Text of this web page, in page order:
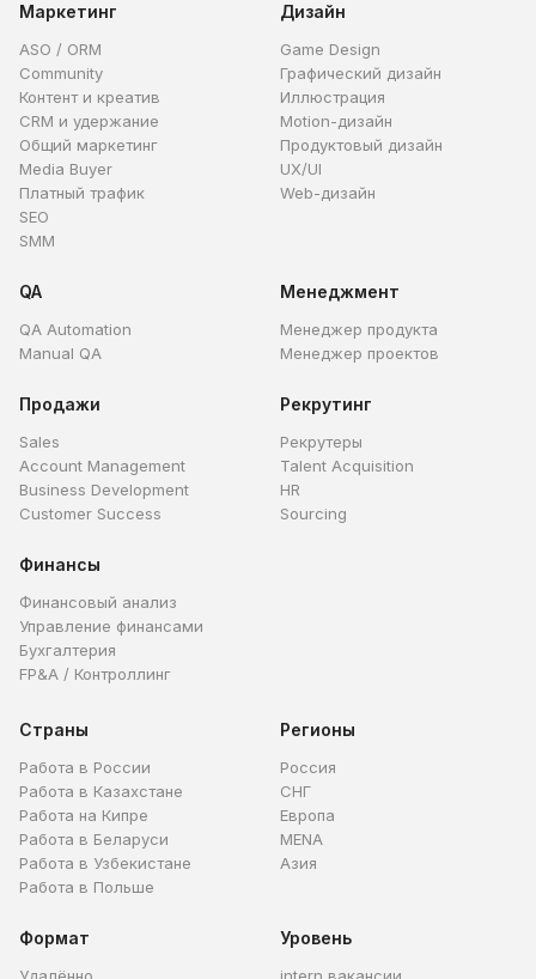
Маркетинг
ASO / ORM
Community
Контент и креатив
CRM и удержание
Общий маркетинг
Media Buyer
Платный трафик
SEO
SMM
Дизайн
Game Design
Графический дизайн
Иллюстрация
Motion-дизайн
Продуктовый дизайн
UX/UI
Web-дизайн
QA
QA Automation
Manual QA
Менеджмент
Менеджер продукта
Менеджер проектов
Продажи
Sales
Account Management
Business Development
Customer Success
Рекрутинг
Рекрутеры
Talent Acquisition
HR
Sourcing
Финансы
Финансовый анализ
Управление финансами
Бухгалтерия
FP&A / Контроллинг
Страны
Работа в России
Работа в Казахстане
Работа на Кипре
Работа в Беларуси
Работа в Узбекистане
Работа в Польше
Регионы
Россия
СНГ
Европа
MENA
Азия
Формат Уровень